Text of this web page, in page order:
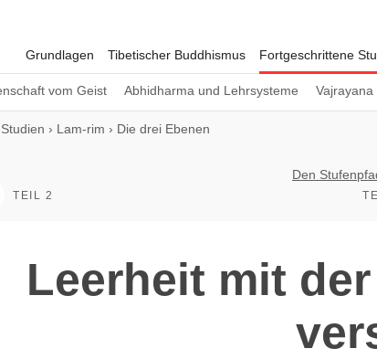
Grundlagen Tibetischer Buddhismus Fortgeschrittene
vom Geist Abhidharma und Lehrsysteme Vajrayana
› Lam-rim › Die drei Ebenen
TEIL 2
Den
Leerheit mit